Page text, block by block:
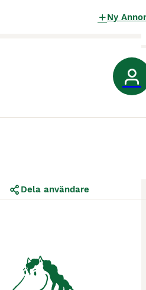
Ny
Dela användare